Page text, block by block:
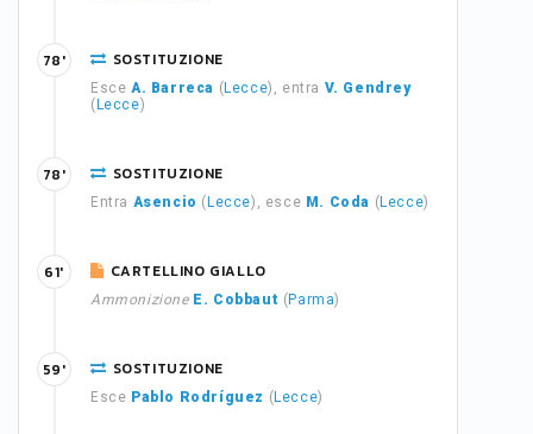
SOSTITUZIONE
Esce A. Barreca ( Lecce), entra V. Gendrey
( Lecce)
78'
SOSTITUZIONE
Entra Asencio ( Lecce), esce M. Coda ( Lecce)
78'
CARTELLINO GIALLO
Ammonizione E. Cobbaut ( Parma)
61'
SOSTITUZIONE
Esce Pablo Rodríguez ( Lecce)
59'